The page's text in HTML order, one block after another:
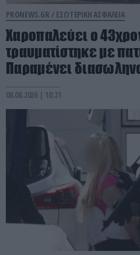
PRONEWS.GR / ΕΣΩΤΕΡΙΚΗ ΑΣΦΑΛΕΙΑ
Χαροπαλεύει ο
τραυματίστηκε με
Παραμένει
08.08.2026 | 10:21